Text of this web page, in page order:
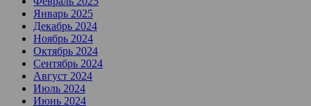
Январь 2025
Декабрь 2024
Ноябрь 2024
Октябрь 2024
Сентябрь 2024
Август 2024
Июль 2024
Июнь 2024